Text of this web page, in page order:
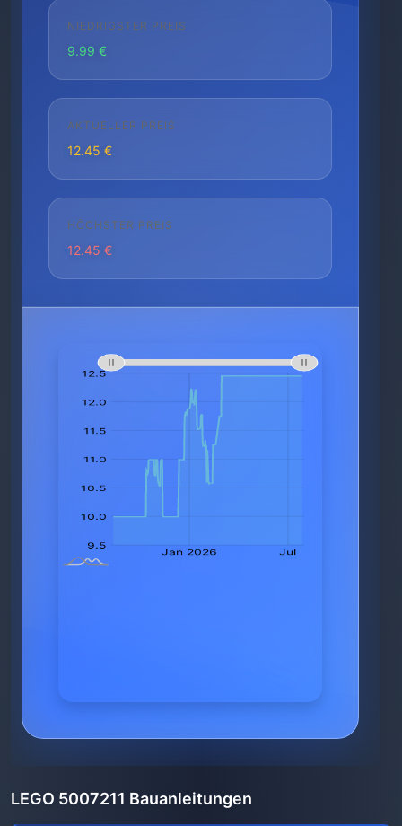
NIEDRIGSTER PREIS
9.99 €
AKTUELLER PREIS
12.45 €
HÖCHSTER PREIS
12.45 €
LEGO 5007211 Bauanleitungen